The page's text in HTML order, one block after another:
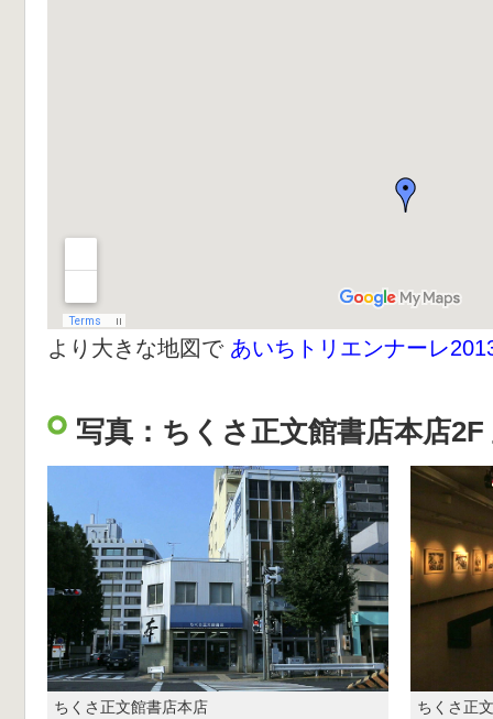
より大きな地図で あいちトリエンナーレ
写真：ちくさ正文館書店本店
ちくさ正文館書店本店 ちくさ正